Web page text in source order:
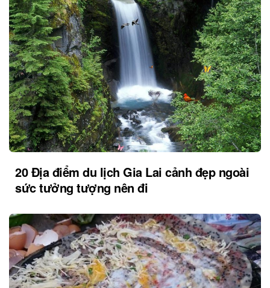
20 Địa điểm du lịch Gia Lai cảnh đẹp ngoài
sức tưởng tượng nên đi